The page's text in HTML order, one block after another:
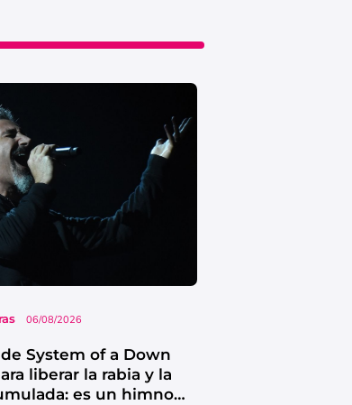
06/08/2026
System of a Down
liberar la rabia y la
es un himno